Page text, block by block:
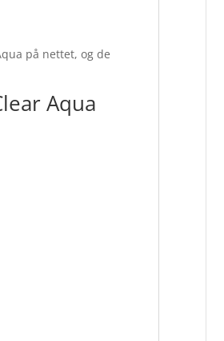
på nettet, og de
Aqua